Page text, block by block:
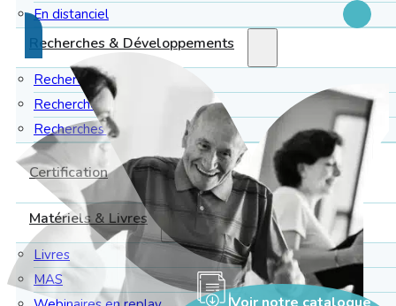
En distanciel
Recherches & Développements
Recherches en cours
Recherches publiées
Recherches accessibles
Certification
Matériels & Livres
Livres
MAS